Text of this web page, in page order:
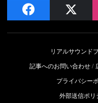
facebook
リアルサウンド
記事へのお問い合わせ
プライバシー
外部送信ポリ